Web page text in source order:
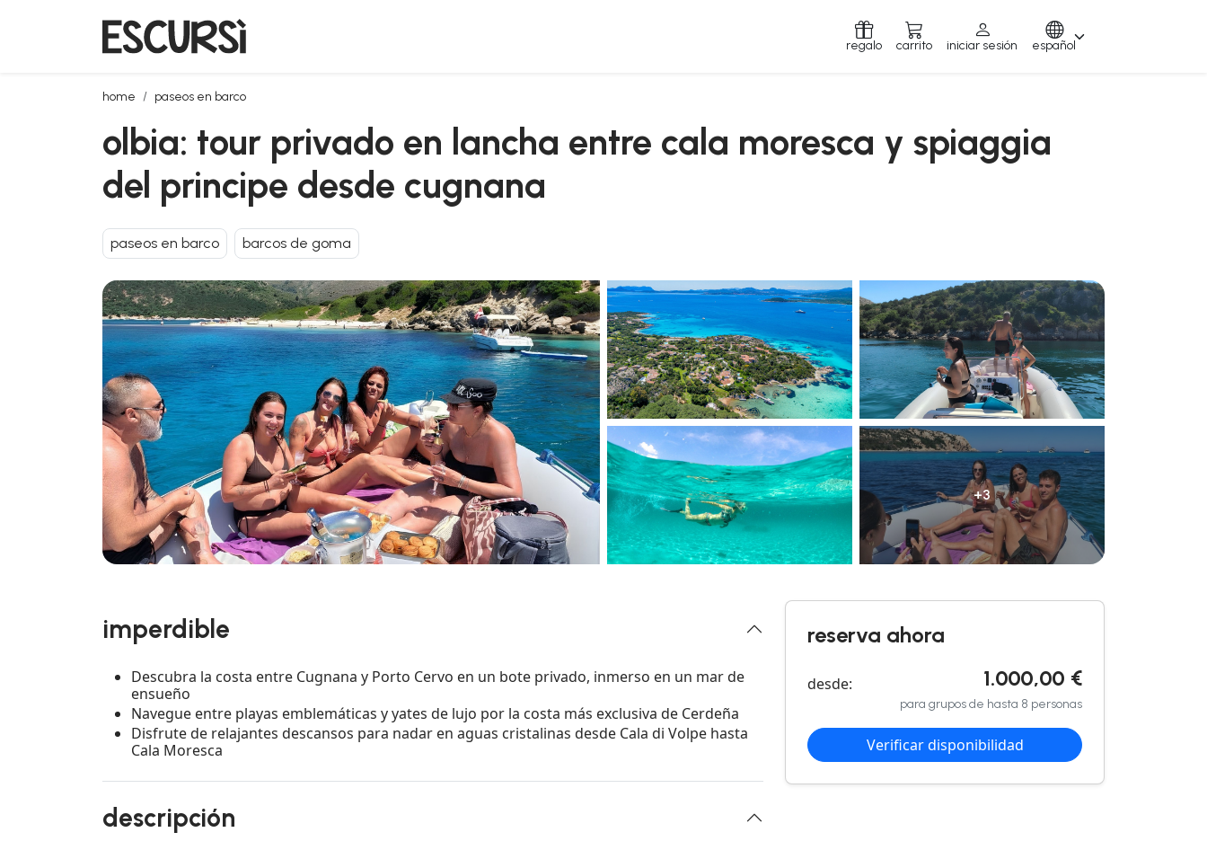
regalo carrito iniciar sesión español
home paseos en barco
olbia: tour privado en lancha entre cala moresca y spiaggia del principe desde cugnana
olbia: tour privado en lancha entre cala moresca y spiaggia
del principe desde cugnana
paseos en barco barcos de goma
+3
imperdible
Descubra la costa entre Cugnana y Porto Cervo en un bote privado, inmerso en un mar de
ensueño
Navegue entre playas emblemáticas y yates de lujo por la costa más exclusiva de Cerdeña
Disfrute de relajantes descansos para nadar en aguas cristalinas desde Cala di Volpe hasta
Cala Moresca
descripción
reserva ahora
desde: 1.000,00 €
para grupos de hasta 8 personas
Verificar disponibilidad